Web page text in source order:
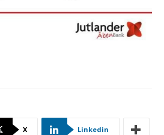
X Linkedin